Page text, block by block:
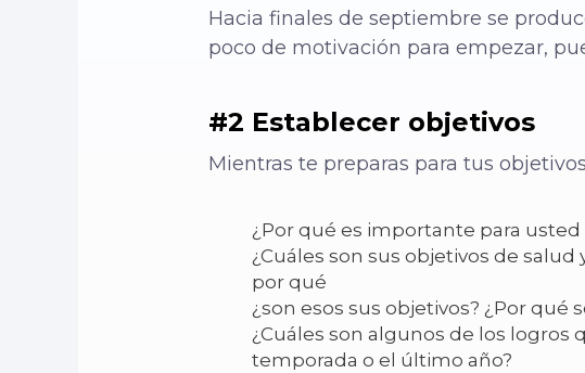
Hacia finales de septiembre se
poco de motivación para empezar,
#2 Establecer objetivos
Mientras te preparas para tus
¿Por qué es importante para
¿Cuáles son sus objetivos de salud
por qué
¿son esos sus objetivos? ¿Por
¿Cuáles son algunos de los
temporada o el último año?